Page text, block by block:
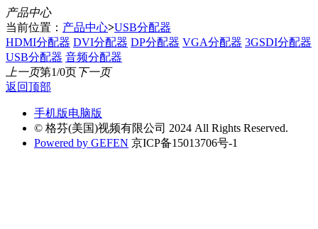
产品中心
当前位置： 产品中心>USB分配器
HDMI分配器 DVI分配器 DP分配器 VGA分配器 3GSDI分配器
USB分配器 音频分配器
上一页第1/0页下一页
返回顶部
手机版电脑版
© 格芬(美国)视频有限公司 2024 All Rights Reserved.
Powered by GEFEN 京ICP备15013706号-1